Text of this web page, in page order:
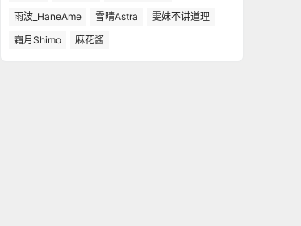
雨波_HaneAme
雪晴Astra
雯妹不讲道理
霜月Shimo
麻花酱